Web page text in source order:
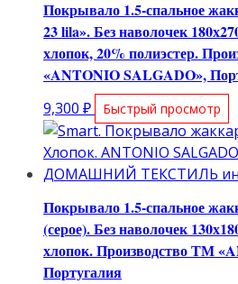
Покрывало 1.5-спальное
23 lila». Без наволочек
хлопок, 20% полиэстер.
«ANTONIO SALGADO»,
9,300 ₽ Быстрый просмотр
Покрывало 1.5-спальное
(серое). Без наволочек
хлопок. Производство ТМ
Португалия